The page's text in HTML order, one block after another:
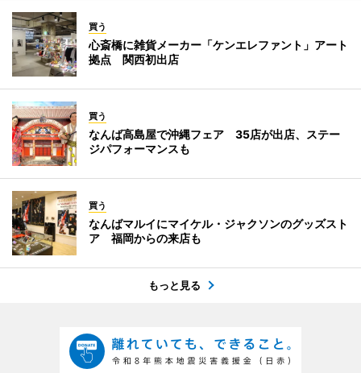
買う
心斎橋に雑貨メーカー「ケンエレファント」アート
拠点 関西初出店
買う
なんば高島屋で沖縄フェア 35店が出店、ステー
ジパフォーマンスも
買う
なんばマルイにマイケル・ジャクソンのグッズスト
ア 福岡からの来店も
もっと見る